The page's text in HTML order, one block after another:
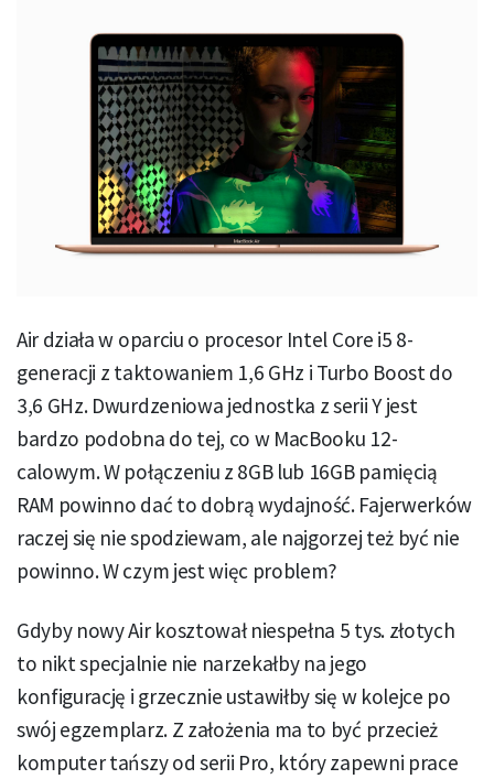
Air działa w oparciu o procesor Intel Core i5 8-
generacji z taktowaniem 1,6 GHz i Turbo Boost do
3,6 GHz. Dwurdzeniowa jednostka z serii Y jest
bardzo podobna do tej, co w MacBooku 12-
calowym. W połączeniu z 8GB lub 16GB pamięcią
RAM powinno dać to dobrą wydajność. Fajerwerków
raczej się nie spodziewam, ale najgorzej też być nie
powinno. W czym jest więc problem?
Gdyby nowy Air kosztował niespełna 5 tys. złotych
to nikt specjalnie nie narzekałby na jego
konfigurację i grzecznie ustawiłby się w kolejce po
swój egzemplarz. Z założenia ma to być przecież
komputer tańszy od serii Pro, który zapewni prace